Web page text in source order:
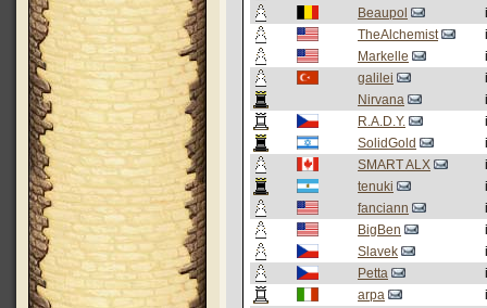
Beaupol
TheAlchemist
Markelle
galilei
Nirvana
R.A.D.Y.
SolidGold
SMART ALX
tenuki
fanciann
BigBen
Slavek
Petta
arpa